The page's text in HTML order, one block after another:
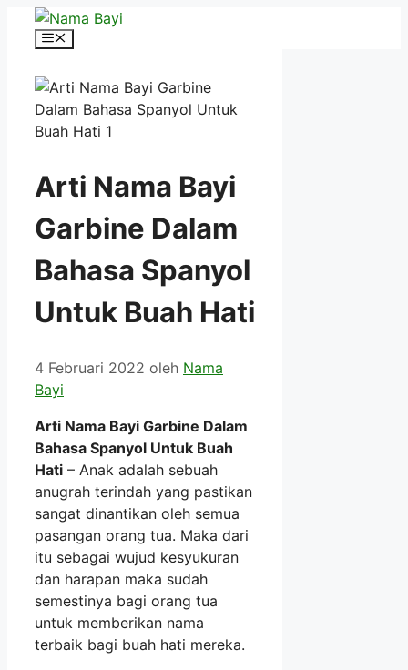
Langsung
Menu
Arti Nama Bayi
Garbine Dalam
Bahasa Spanyol
Untuk Buah Hati
4 Februari 2022 oleh Nama
Bayi
Arti Nama Bayi Garbine Dalam
Bahasa Spanyol Untuk Buah
Hati – Anak adalah sebuah
anugrah terindah yang pastikan
sangat dinantikan oleh semua
pasangan orang tua. Maka dari
itu sebagai wujud kesyukuran
dan harapan maka sudah
semestinya bagi orang tua
untuk memberikan nama
terbaik bagi buah hati mereka.